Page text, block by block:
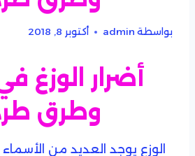
بواسطة admin أكتوبر 8, 2018
أضرار الوزغ
وطرق
الوزع يوجد العديد من